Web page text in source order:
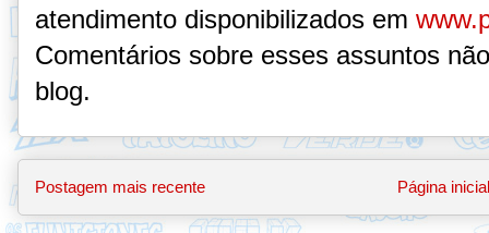
atendimento disponibilizados em
Comentários sobre esses assuntos
blog.
Postagem mais recente Página inicial